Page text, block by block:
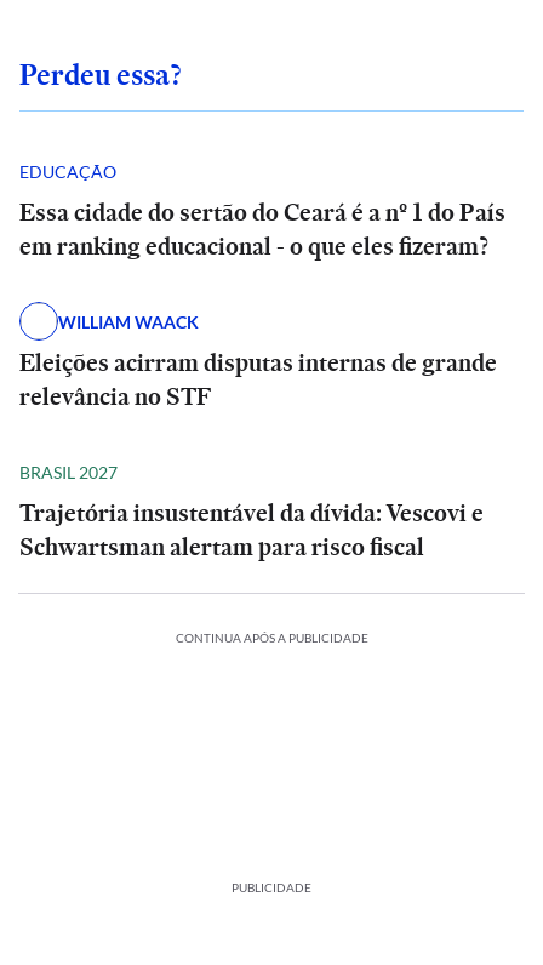
Perdeu essa?
EDUCAÇÃO
Essa cidade do sertão do Ceará é a nº 1 do País
em ranking educacional - o que eles fizeram?
WILLIAM WAACK
Eleições acirram disputas internas de grande
relevância no STF
BRASIL 2027
Trajetória insustentável da dívida: Vescovi e
Schwartsman alertam para risco fiscal
CONTINUA APÓS A PUBLICIDADE
PUBLICIDADE